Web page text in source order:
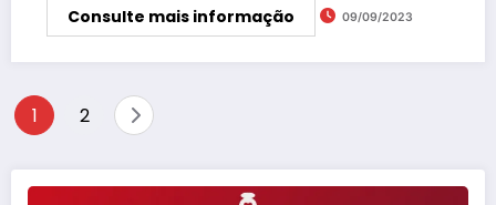
Consulte mais informação 09/09/2023
Paginação
posts
1 2